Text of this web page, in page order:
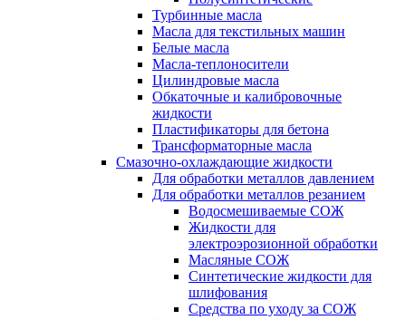
Турбинные масла
Масла для текстильных машин
Белые масла
Масла-теплоносители
Цилиндровые масла
Обкаточные и калибровочные
жидкости
Пластификаторы для бетона
Трансформаторные масла
Смазочно-охлаждающие жидкости
Для обработки металлов давлением
Для обработки металлов резанием
Водосмешиваемые СОЖ
Жидкости для
электроэрозионной обработки
Масляные СОЖ
Синтетические жидкости для
шлифования
Средства по уходу за СОЖ